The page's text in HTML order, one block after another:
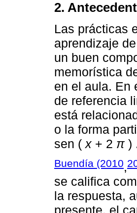
2.
Las prácticas
aprendizaje
un buen
memorística
en el aula. En
de referencia
está
o la forma
sen ( x + 2 π )
Buendía (2010,
se califica
la respuesta,
presente, el